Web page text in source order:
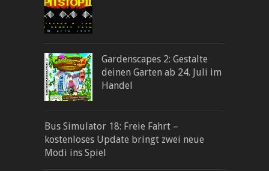
Gardenscapes 2: Gestalte
deinen Garten ab 24. Juli im
Handel
Bus Simulator 18: Freie Fahrt –
kostenloses Update bringt zwei neue
Modi ins Spiel